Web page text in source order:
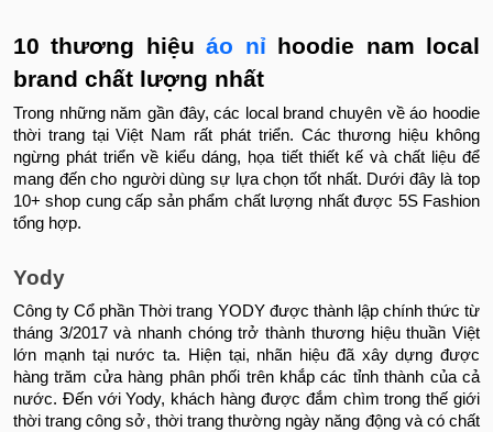
10 thương hiệuáo nỉhoodie nam local
brand chất lượng nhất
Trong những năm gần đây, các local brand chuyên về áo hoodie
thời trang tại Việt Nam rất phát triển. Các thương hiệu không
ngừng phát triển về kiểu dáng, họa tiết thiết kế và chất liệu để
mang đến cho người dùng sự lựa chọn tốt nhất. Dưới đây là top
10+ shop cung cấp sản phẩm chất lượng nhất được 5S Fashion
tổng hợp.
Yody
Công ty Cổ phần Thời trang YODY được thành lập chính thức từ
tháng 3/2017 và nhanh chóng trở thành thương hiệu thuần Việt
lớn mạnh tại nước ta. Hiện tại, nhãn hiệu đã xây dựng được
hàng trăm cửa hàng phân phối trên khắp các tỉnh thành của cả
nước. Đến với Yody, khách hàng được đắm chìm trong thế giới
thời trang công sở, thời trang thường ngày năng động và có chất